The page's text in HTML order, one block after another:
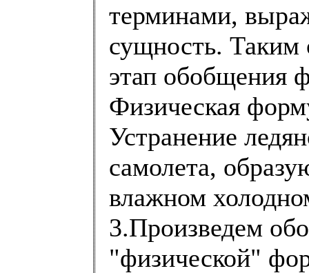
терминами,
сущность. Таким
этап обобщения
Физическая
Устранение
самолета,
влажном
3.Произведем
"физической"